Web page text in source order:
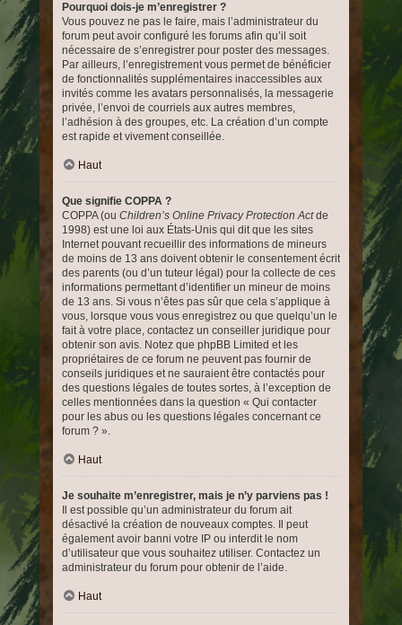
Pourquoi dois-je m’enregistrer ?
Vous pouvez ne pas le faire, mais l’administrateur du
forum peut avoir configuré les forums afin qu’il soit
nécessaire de s’enregistrer pour poster des messages.
Par ailleurs, l’enregistrement vous permet de bénéficier
de fonctionnalités supplémentaires inaccessibles aux
invités comme les avatars personnalisés, la messagerie
privée, l’envoi de courriels aux autres membres,
l’adhésion à des groupes, etc. La création d’un compte
est rapide et vivement conseillée.
Haut
Que signifie COPPA ?
COPPA (ou Children’s Online Privacy Protection Actde
1998) est une loi aux États-Unis qui dit que les sites
Internet pouvant recueillir des informations de mineurs
de moins de 13 ans doivent obtenir le consentement écrit
des parents (ou d’un tuteur légal) pour la collecte de ces
informations permettant d’identifier un mineur de moins
de 13 ans. Si vous n’êtes pas sûr que cela s’applique à
vous, lorsque vous vous enregistrez ou que quelqu’un le
fait à votre place, contactez un conseiller juridique pour
obtenir son avis. Notez que phpBB Limited et les
propriétaires de ce forum ne peuvent pas fournir de
conseils juridiques et ne sauraient être contactés pour
des questions légales de toutes sortes, à l’exception de
celles mentionnées dans la question « Qui contacter
pour les abus ou les questions légales concernant ce
forum ? ».
Haut
Je souhaite m’enregistrer, mais je n’y parviens pas !
Il est possible qu’un administrateur du forum ait
désactivé la création de nouveaux comptes. Il peut
également avoir banni votre IP ou interdit le nom
d’utilisateur que vous souhaitez utiliser. Contactez un
administrateur du forum pour obtenir de l’aide.
Haut